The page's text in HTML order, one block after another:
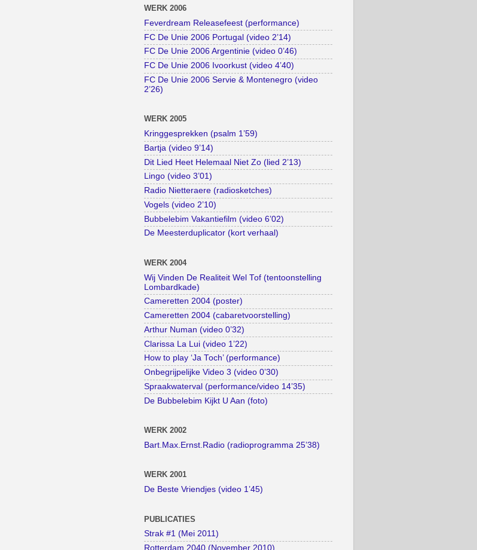
WERK 2006
Feverdream Releasefeest (performance)
FC De Unie 2006 Portugal (video 2’14)
FC De Unie 2006 Argentinie (video 0’46)
FC De Unie 2006 Ivoorkust (video 4’40)
FC De Unie 2006 Servie & Montenegro (video
2’26)
WERK 2005
Kringgesprekken (psalm 1’59)
Bartja (video 9’14)
Dit Lied Heet Helemaal Niet Zo (lied 2’13)
Lingo (video 3’01)
Radio Nietteraere (radiosketches)
Vogels (video 2’10)
Bubbelebim Vakantiefilm (video 6’02)
De Meesterduplicator (kort verhaal)
WERK 2004
Wij Vinden De Realiteit Wel Tof (tentoonstelling
Lombardkade)
Cameretten 2004 (poster)
Cameretten 2004 (cabaretvoorstelling)
Arthur Numan (video 0’32)
Clarissa La Lui (video 1’22)
How to play ‘Ja Toch’ (performance)
Onbegrijpelijke Video 3 (video 0’30)
Spraakwaterval (performance/video 14’35)
De Bubbelebim Kijkt U Aan (foto)
WERK 2002
Bart.Max.Ernst.Radio (radioprogramma 25’38)
WERK 2001
De Beste Vriendjes (video 1’45)
PUBLICATIES
Strak #1 (Mei 2011)
Rotterdam 2040 (November 2010)